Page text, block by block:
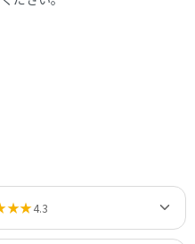
4.3